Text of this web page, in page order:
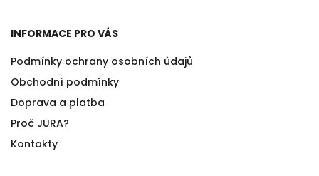
INFORMACE PRO VÁS
Podmínky ochrany osobních údajů
Obchodní podmínky
Doprava a platba
Proč JURA?
Kontakty